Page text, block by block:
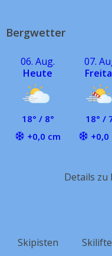
Bergwetter
06. Aug.
Heute
18° / 8°
+0,0 cm
07.
18° /
+0,0
Details
Skipisten Skilifte